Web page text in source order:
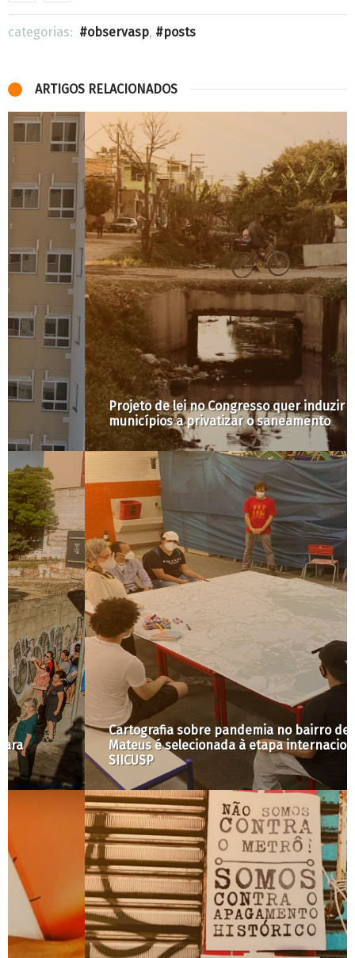
categorias: observasp, posts
ARTIGOS RELACIONADOS
Projeto de lei no Congresso quer induzir os
municípios a privatizar o saneamento
Cartografia sobre pandemia no bairro de São
Mateus é selecionada à etapa internacional do
SIICUSP